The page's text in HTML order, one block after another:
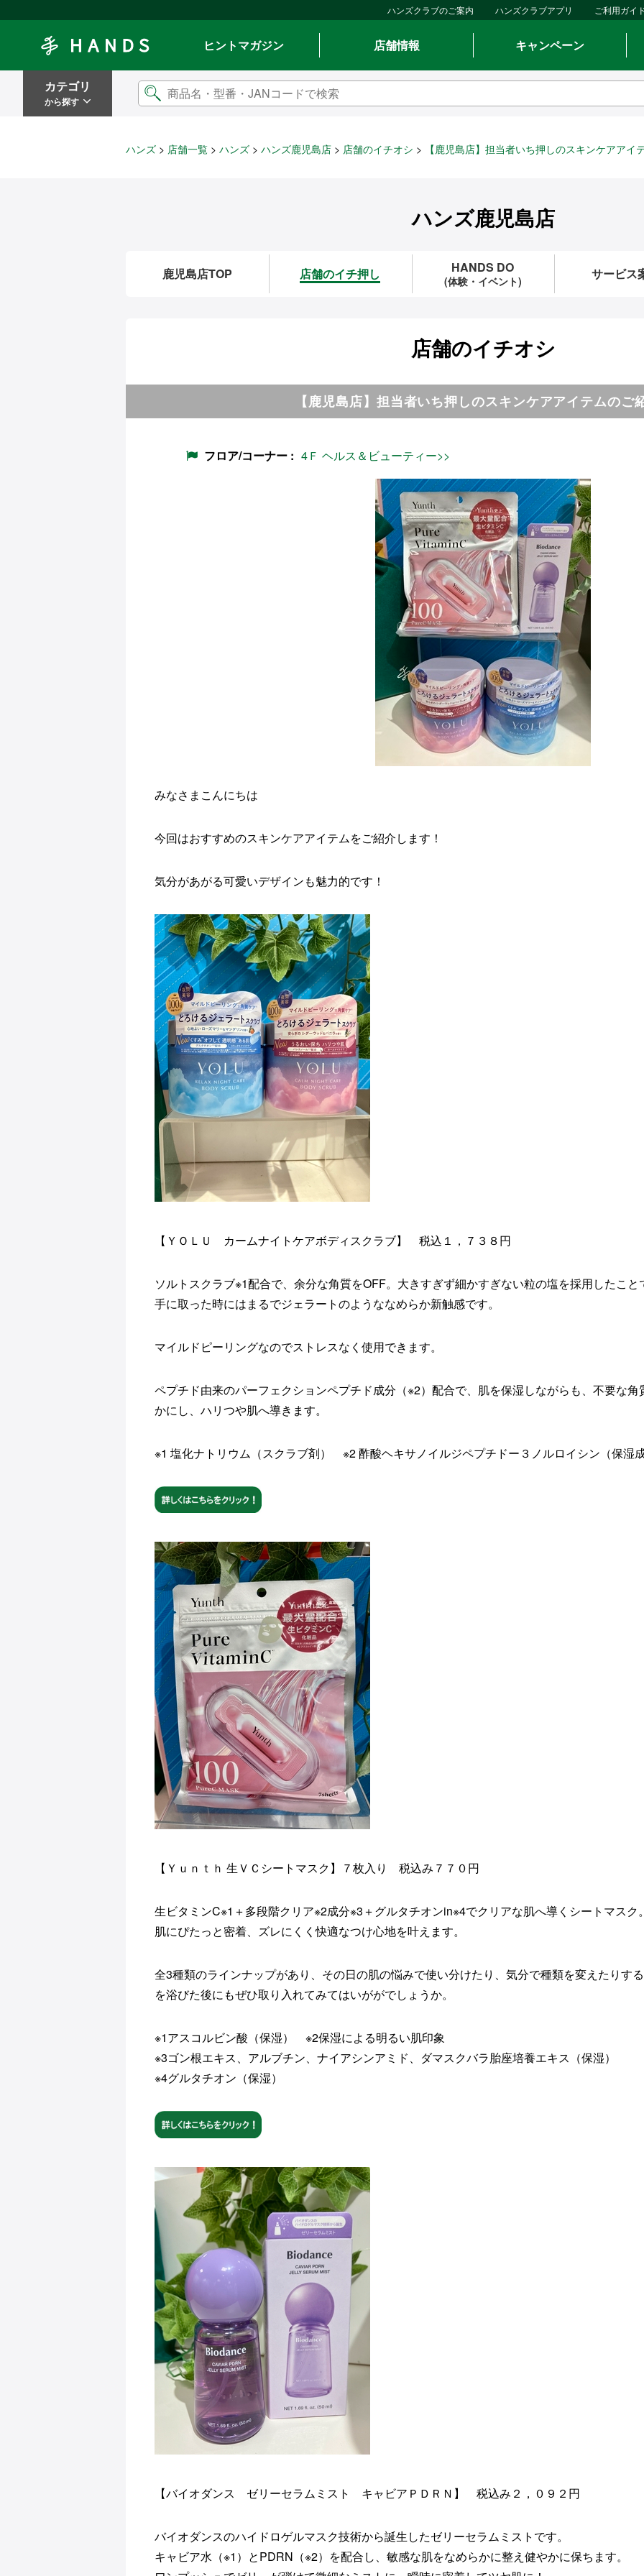
ハンズクラブのご案内 ハンズクラブアプリ ご利用ガイ
ヒントマガジン
店舗情報 キャンペーン
カテゴリ
から探す
ハンズ 店舗一覧 ハンズ ハンズ鹿児島店 店舗のイチオシ 【鹿児島店】担当者いち押しのスキンケアアイ
ハンズ鹿児島店
鹿児島店TOP 店舗のイチ押し HANDS DO
(体験・イベント) サービス
店舗のイチオシ
【鹿児島店】担当者いち押しのスキンケアアイテムのご
フロア/コーナー 4Ｆ ヘルス＆ビューティー>>
みなさまこんにちは
今回はおすすめのスキンケアアイテムをご紹介します！
気分があがる可愛いデザインも魅力的です！
【ＹＯＬＵ カームナイトケアボディスクラブ】 税込１，７３８円
ソルトスクラブ※1配合で​、余分な角質をOFF​。大きすぎず細かすぎない粒の​塩を採用したこと
手に取った時にはまるでジェラートのようななめらか新触感です。
マイルドピーリングなのでストレスなく使用できます。
ペプチド由来のパーフェクションペプチド成分（※2）配合で、肌を保湿しながらも、不要な
かにし、ハリつや肌へ導きます。
※1 塩化ナトリウム（スクラブ剤） ※2 酢酸ヘキサノイルジペプチドー３ノルロイシン（保湿
【Ｙｕｎｔｈ 生ＶＣシートマスク】７枚入り 税込み７７０円
生ビタミンC※1＋多段階クリア※2成分※3＋グルタチオンin※4でクリアな肌へ導くシートマスク
肌にぴたっと密着、ズレにくく快適なつけ心地を叶えます。
全3種類のラインナップがあり、その日の肌の悩みで使い分けたり、気分で種類を変えたりす
を浴びた後にもぜひ取り入れてみてはいががでしょうか。
※1アスコルビン酸（保湿） ※2保湿による明るい肌印象
※3ゴン根エキス、アルブチン、ナイアシンアミド、ダマスクバラ胎座培養エキス（保湿）
※4グルタチオン（保湿）
【バイオダンス ゼリーセラムミスト キャビアＰＤＲＮ】 税込み２，０９２円
バイオダンスのハイドロゲルマスク技術から誕生したゼリーセラムミストです。
キャビア水（※1）とPDRN（※2）を配合し、敏感な肌をなめらかに整え健やかに保ちます。